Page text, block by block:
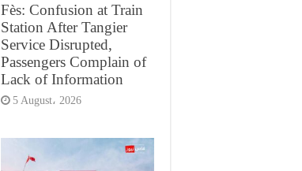
Fès: Confusion at Train
Station After Tangier
Service Disrupted,
Passengers Complain of
Lack of Information
5 August، 2026